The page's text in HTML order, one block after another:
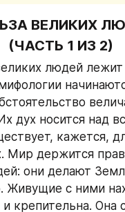
ВЕЛИКИХ
(ЧАСТЬ 1 ИЗ 2)
людей
дух носится над
кажется,
Мир держится
они делают
Живущие с ними
крепительна. Она